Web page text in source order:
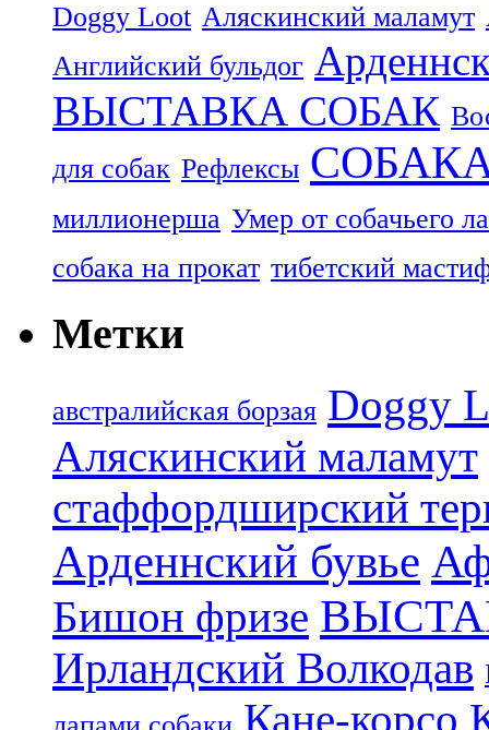
Doggy Loot Аляскинский маламут
Английский бульдог
ВЫСТАВКА СОБАК
для собак Рефлексы
миллионерша Умер от собачьего
собака на прокат тибетский
Метки
aвстралийская борзая Doggy
Аляскинский маламут
стаффордширский
Арденнский бувье
Бишон фризе
Ирландский Волкодав
Кане-корсо